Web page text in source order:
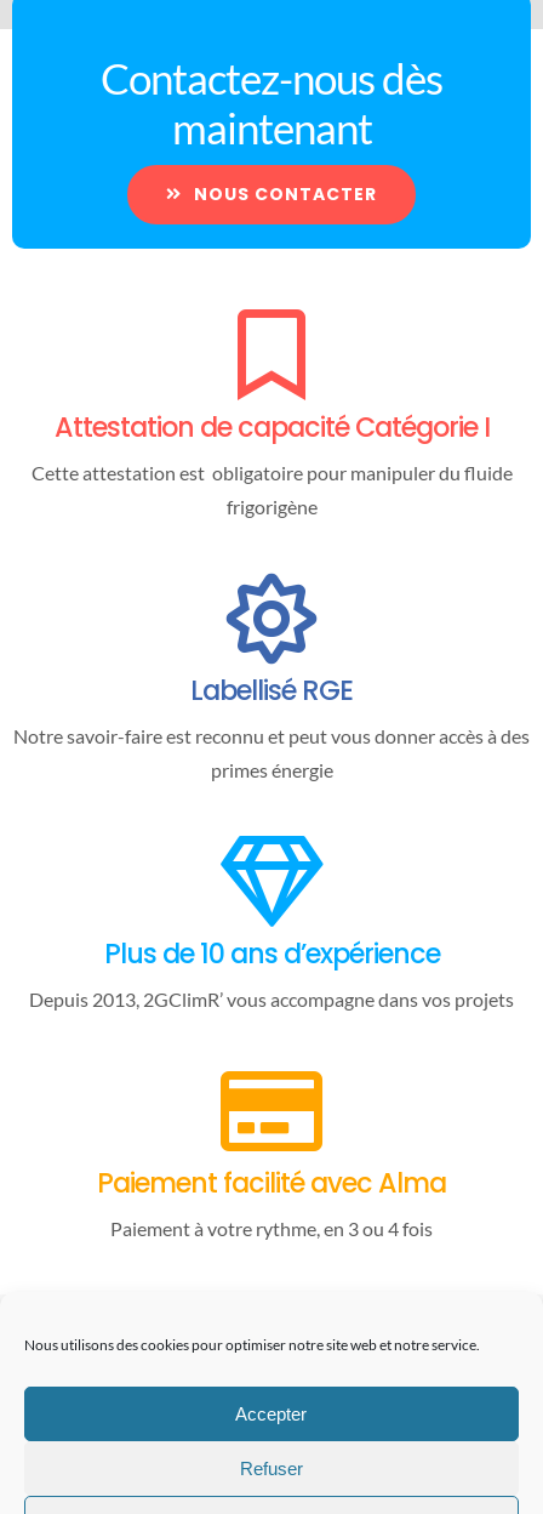
Nous utilisons des cookies pour optimiser notre site web et notre service.
Accepter
Refuser
Contactez-nous dès
maintenant
NOUS CONTACTER
Attestation de capacité Catégorie I
Cette attestation est obligatoire pour manipuler du fluide
frigorigène
Labellisé RGE
Notre savoir-faire est reconnu et peut vous donner accès à des
primes énergie
Plus de 10 ans d’expérience
Depuis 2013, 2GClimR’ vous accompagne dans vos projets
Paiement facilité avec Alma
Paiement à votre rythme, en 3 ou 4 fois